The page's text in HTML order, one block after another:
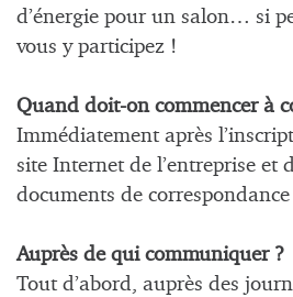
d’énergie pour un salon… si
vous y participez !
Quand doit-on commencer à
Immédiatement après
site Internet de l’entreprise et
documents de
Auprès de qui communiquer ?
Tout d’abord, auprès des